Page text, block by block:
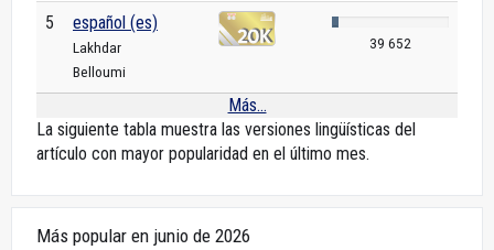
5 español (es)
Lakhdar
Belloumi
39 652
Más...
La siguiente tabla muestra las versiones lingüísticas del
artículo con mayor popularidad en el último mes.
Más popular en junio de 2026